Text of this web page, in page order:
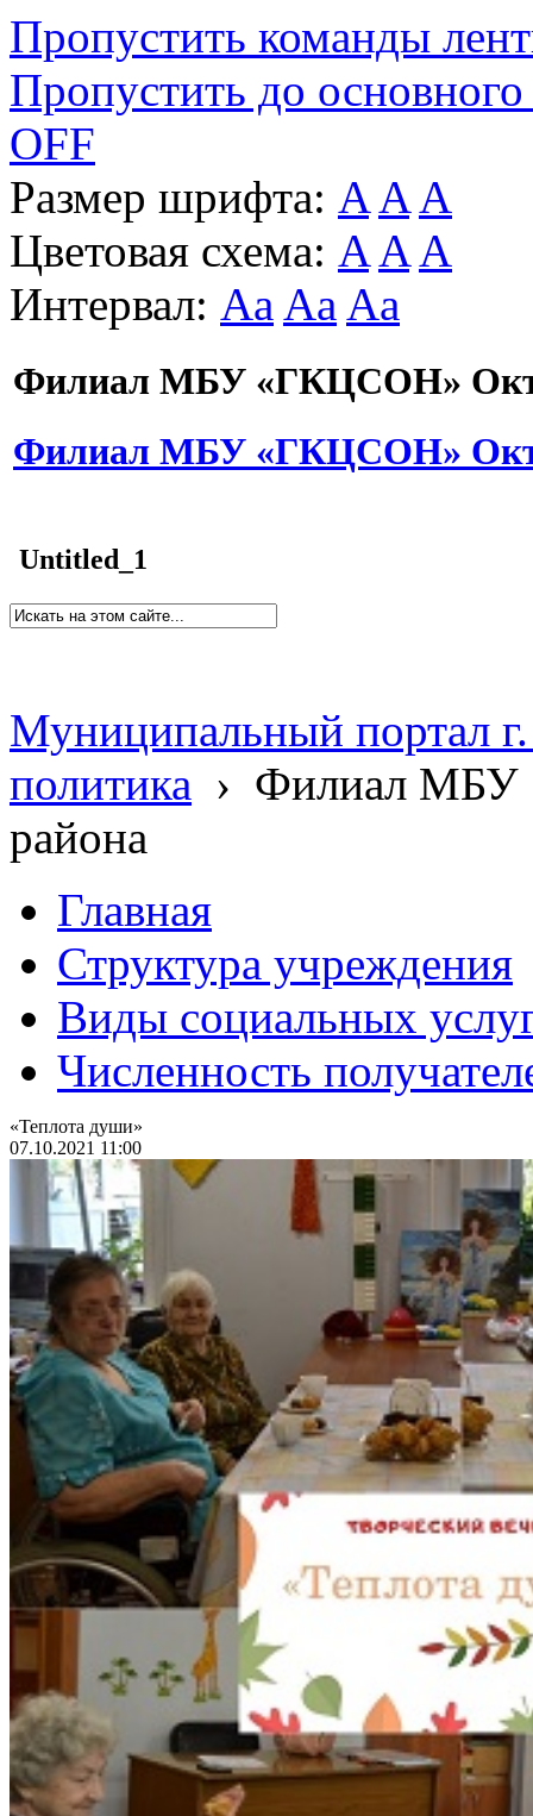
Пропустить команды
Пропустить до основного
OFF
Размер шрифта: A A A
Цветовая схема: A A A
Интервал: Aa Aa Aa
Филиал МБУ «ГКЦСОН»
Филиал МБУ «ГКЦСОН»
Untitled_1
Муниципальный портал
политика › Филиал МБУ
района
Главная
Структура учреждения
Виды социальных
Численность
«Теплота души»
07.10.2021 11:00